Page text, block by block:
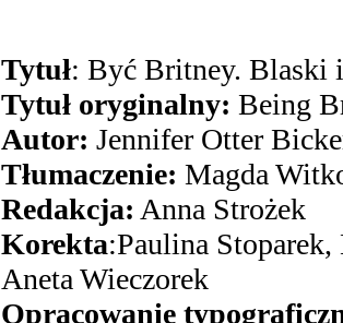
Tytuł: Być Britney. Blaski
Tytuł oryginalny: Being
Autor: Jennifer Otter
Tłumaczenie: Magda
Redakcja: Anna Strożek
Korekta:Paulina
Aneta Wieczorek
Opracowanie